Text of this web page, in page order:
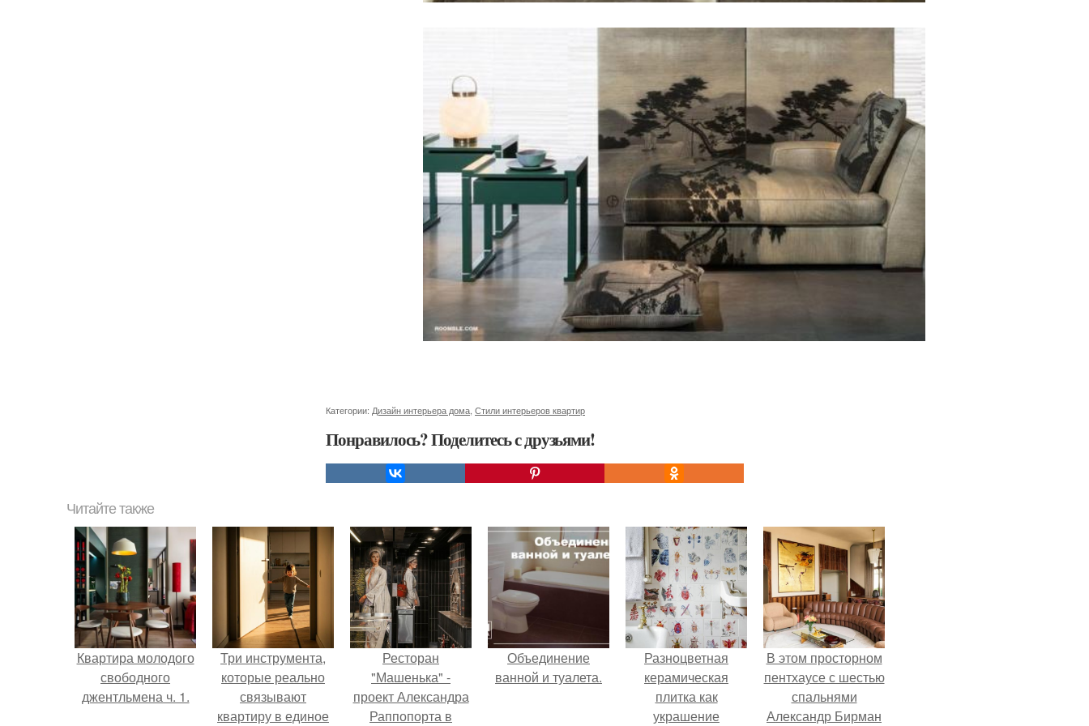
Категории: Дизайн интерьера дома Стили интерьеров квартир
Понравилось? Поделитесь с друзьями!
Читайте также
Квартира молодого
свободного
джентльмена ч. 1.
Три инструмента,
которые реально
связывают
квартиру в единое
Ресторан
"Машенька" -
проект Александра
Раппопорта в
Объединение
ванной и туалета.
Разноцветная
керамическая
плитка как
украшение
В этом просторном
пентхаусе с шестью
спальнями
Александр Бирман